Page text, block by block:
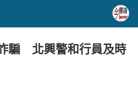
騙 北興警和行員及時